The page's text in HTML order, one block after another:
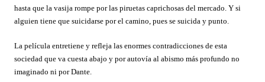
hasta que la vasija rompe por las piruetas caprichosas del mercado. Y si
alguien tiene que suicidarse por el camino, pues se suicida y punto.
La película entretiene y refleja las enormes contradicciones de esta
sociedad que va cuesta abajo y por autovía al abismo más profundo no
imaginado ni por Dante.